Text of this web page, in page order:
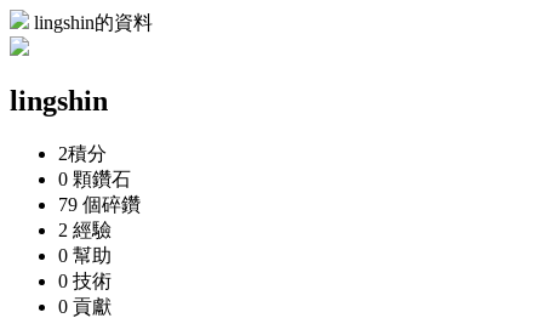
lingshin的資料
lingshin
2積分
0 顆鑽石
79 個碎鑽
2 經驗
0 幫助
0 技術
0 貢獻